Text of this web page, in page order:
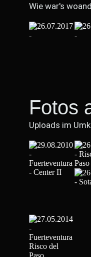
Wie war's
Fotos
Uploads im